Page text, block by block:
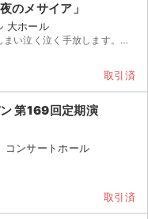
のメサイア」
大ホール
[詳細] 階 列 , 番 相方がインフルに罹患してしまい泣く泣く手放します。。当日なので手渡し...
取引済
第169回定期演
ンサートホール
取引済